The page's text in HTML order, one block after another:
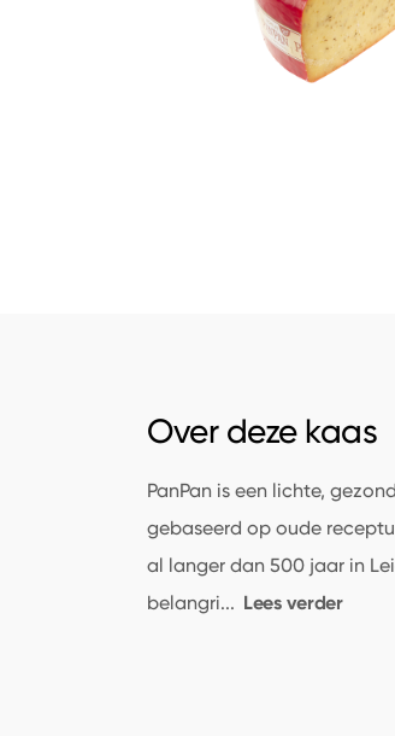
Over deze kaas
PanPan is een lichte,
gebaseerd op oude
al langer dan 500 jaar in
belangri... Lees verder